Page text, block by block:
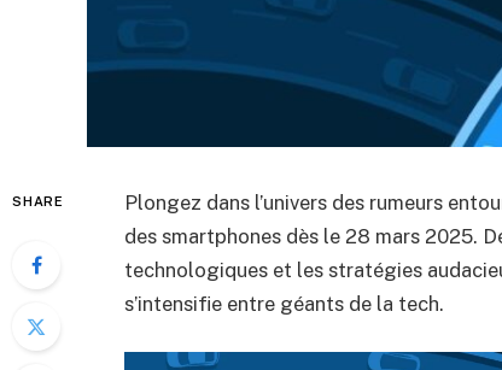
SHARE Plongez dans l’univers des rumeurs
des smartphones dès le 28 mars 2025.
technologiques et les stratégies
s’intensifie entre géants de la tech.